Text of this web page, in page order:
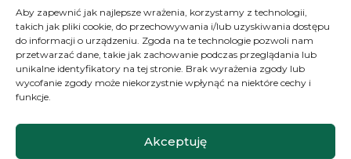
Aby zapewnić jak najlepsze wrażenia, korzystamy z technologii,
takich jak pliki cookie, do przechowywania i/lub uzyskiwania dostępu
do informacji o urządzeniu. Zgoda na te technologie pozwoli nam
przetwarzać dane, takie jak zachowanie podczas przeglądania lub
unikalne identyfikatory na tej stronie. Brak wyrażenia zgody lub
wycofanie zgody może niekorzystnie wpłynąć na niektóre cechy i
funkcje.
Akceptuję
Jeżówka SunSeekers
Bubblelicious
24.90 zł